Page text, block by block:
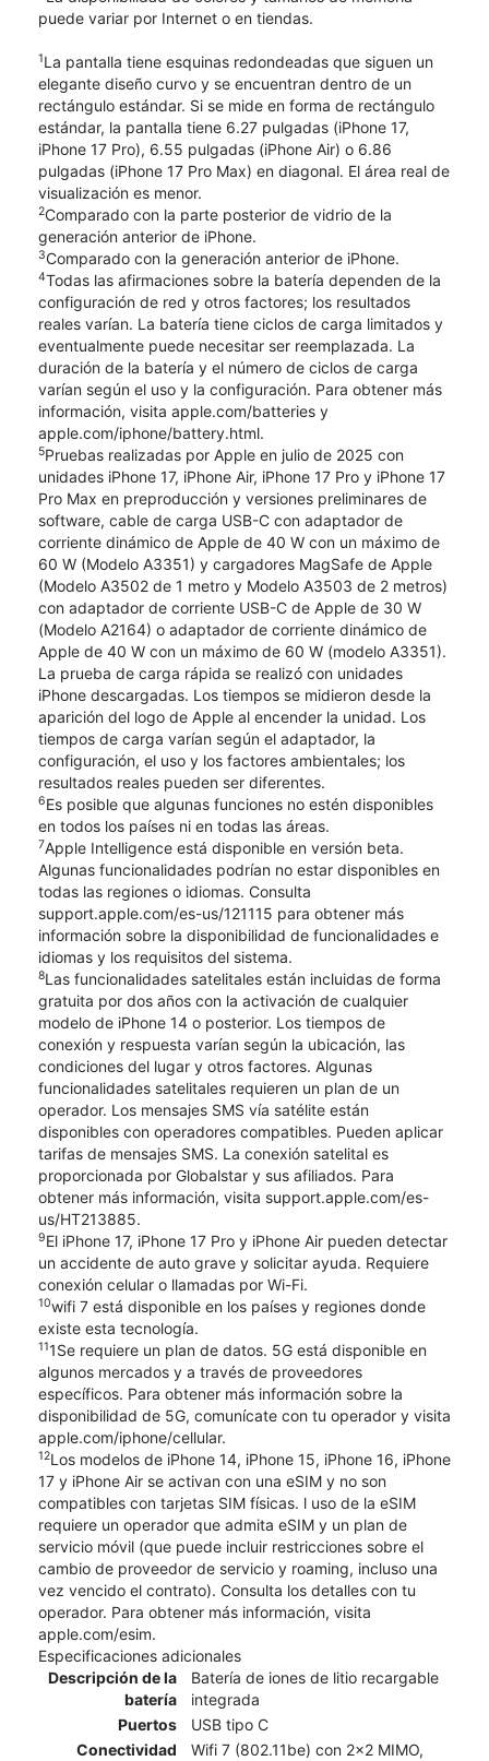
puede variar por Internet o en tiendas.
1La pantalla tiene esquinas redondeadas que siguen un
elegante diseño curvo y se encuentran dentro de un
rectángulo estándar. Si se mide en forma de rectángulo
estándar, la pantalla tiene 6.27 pulgadas (iPhone 17,
iPhone 17 Pro), 6.55 pulgadas (iPhone Air) o 6.86
pulgadas (iPhone 17 Pro Max) en diagonal. El área real de
visualización es menor.
2Comparado con la parte posterior de vidrio de la
generación anterior de iPhone.
3Comparado con la generación anterior de iPhone.
4Todas las afirmaciones sobre la batería dependen de la
configuración de red y otros factores; los resultados
reales varían. La batería tiene ciclos de carga limitados y
eventualmente puede necesitar ser reemplazada. La
duración de la batería y el número de ciclos de carga
varían según el uso y la configuración. Para obtener más
información, visita apple.com/batteries y
apple.com/iphone/battery.html.
5Pruebas realizadas por Apple en julio de 2025 con
unidades iPhone 17, iPhone Air, iPhone 17 Pro y iPhone 17
Pro Max en preproducción y versiones preliminares de
software, cable de carga USB-C con adaptador de
corriente dinámico de Apple de 40 W con un máximo de
60 W (Modelo A3351) y cargadores MagSafe de Apple
(Modelo A3502 de 1 metro y Modelo A3503 de 2 metros)
con adaptador de corriente USB-C de Apple de 30 W
(Modelo A2164) o adaptador de corriente dinámico de
Apple de 40 W con un máximo de 60 W (modelo A3351).
La prueba de carga rápida se realizó con unidades
iPhone descargadas. Los tiempos se midieron desde la
aparición del logo de Apple al encender la unidad. Los
tiempos de carga varían según el adaptador, la
configuración, el uso y los factores ambientales; los
resultados reales pueden ser diferentes.
6Es posible que algunas funciones no estén disponibles
en todos los países ni en todas las áreas.
7Apple Intelligence está disponible en versión beta.
Algunas funcionalidades podrían no estar disponibles en
todas las regiones o idiomas. Consulta
support.apple.com/es-us/121115 para obtener más
información sobre la disponibilidad de funcionalidades e
idiomas y los requisitos del sistema.
8Las funcionalidades satelitales están incluidas de forma
gratuita por dos años con la activación de cualquier
modelo de iPhone 14 o posterior. Los tiempos de
conexión y respuesta varían según la ubicación, las
condiciones del lugar y otros factores. Algunas
funcionalidades satelitales requieren un plan de un
operador. Los mensajes SMS vía satélite están
disponibles con operadores compatibles. Pueden aplicar
tarifas de mensajes SMS. La conexión satelital es
proporcionada por Globalstar y sus afiliados. Para
obtener más información, visita support.apple.com/es-
us/HT213885.
9El iPhone 17, iPhone 17 Pro y iPhone Air pueden detectar
un accidente de auto grave y solicitar ayuda. Requiere
conexión celular o llamadas por Wi-Fi.
10wifi 7 está disponible en los países y regiones donde
existe esta tecnología.
111Se requiere un plan de datos. 5G está disponible en
algunos mercados y a través de proveedores
específicos. Para obtener más información sobre la
disponibilidad de 5G, comunícate con tu operador y visita
apple.com/iphone/cellular.
12Los modelos de iPhone 14, iPhone 15, iPhone 16, iPhone
17 y iPhone Air se activan con una eSIM y no son
compatibles con tarjetas SIM físicas. l uso de la eSIM
requiere un operador que admita eSIM y un plan de
servicio móvil (que puede incluir restricciones sobre el
cambio de proveedor de servicio y roaming, incluso una
vez vencido el contrato). Consulta los detalles con tu
operador. Para obtener más información, visita
apple.com/esim.
Especificaciones adicionales
Descripción de la
batería
Batería de iones de litio recargable
integrada
Puertos
USB tipo C
Conectividad
Wifi 7 (802.11be) con 2x2 MIMO,